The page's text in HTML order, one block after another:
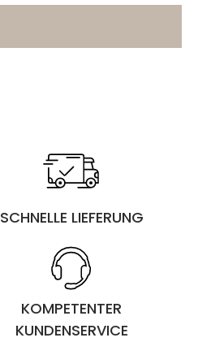
SCHNELLE LIEFERUNG
KOMPETENTER
KUNDENSERVICE